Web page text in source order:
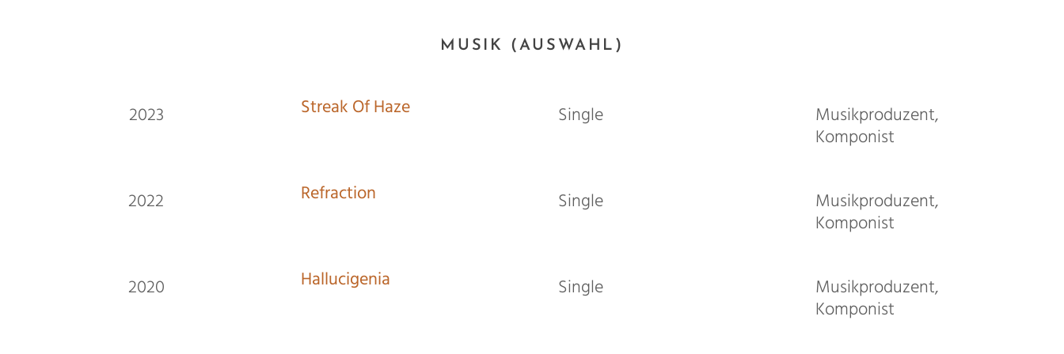
MUSIK (AUSWAHL)
2023 Streak Of Haze Single
Musikproduzent,
Komponist
2022 Refraction Single
Musikproduzent,
Komponist
2020 Hallucigenia Single
Musikproduzent,
Komponist